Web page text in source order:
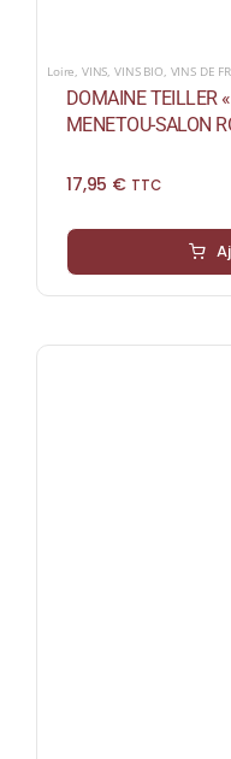
Loire, VINS,VINS BIO, VINS DE
DOMAINE TEILLER
MENETOU-SALON
17,95 € TTC